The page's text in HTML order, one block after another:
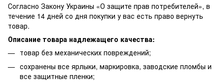
Согласно Закону Украины «О защите прав потребителей», в
течение 14 дней со дня покупки у вас есть право вернуть
товар.
Описание товара надлежащего качества:
товар без механических повреждений;
сохранены все ярлыки, маркировка, заводские пломбы и
все защитные пленки;